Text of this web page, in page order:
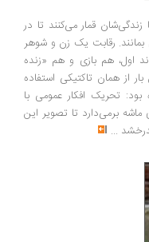
قمار می‌کنند تا در
رقابت یک زن و شوهر
اول، هم بازی و هم «زنده
از همان تاکتیکی استفاده
تحریک افکار عمومی با
ماشه بر‌می‌دارد تا تصویر این
...